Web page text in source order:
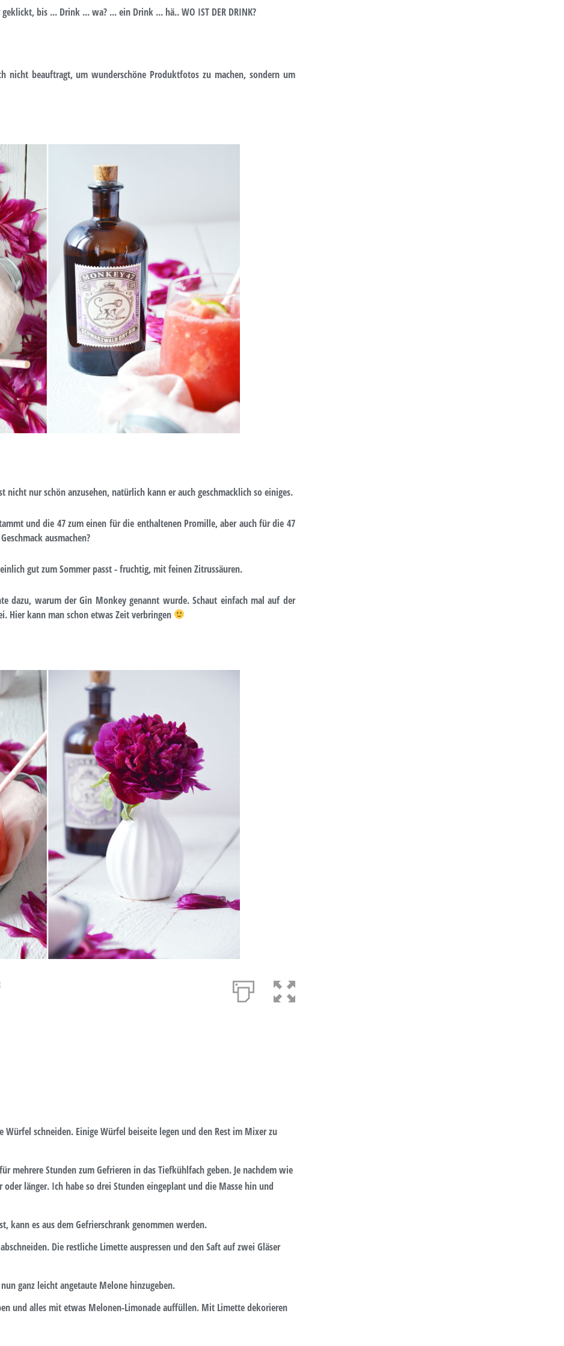
bis ... Drink ... wa? ... ein Drink ... hä.. WO IST DER DRINK?
beauftragt, um wunderschöne Produktfotos zu machen, sondern um
nicht nur schön anzusehen, natürlich kann er auch geschmacklich so einiges.
und die 47 zum einen für die enthaltenen Promille, aber auch für die 47
ausmachen?
gut zum Sommer passt - fruchtig, mit feinen Zitrussäuren.
dazu, warum der Gin Monkey genannt wurde. Schaut einfach mal auf der
Hier kann man schon etwas Zeit verbringen
schneiden. Einige Würfel beiseite legen und den Rest im Mixer zu
mehrere Stunden zum Gefrieren in das Tiefkühlfach geben. Je nachdem wie
länger. Ich habe so drei Stunden eingeplant und die Masse hin und
kann es aus dem Gefrierschrank genommen werden.
Die restliche Limette auspressen und den Saft auf zwei Gläser
ganz leicht angetaute Melone hinzugeben.
und alles mit etwas Melonen-Limonade auffüllen. Mit Limette dekorieren